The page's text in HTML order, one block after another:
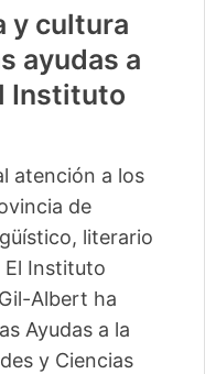
y cultura
ayudas a
Instituto
atención a los
de
literario
Instituto
Albert ha
Ayudas a la
y Ciencias